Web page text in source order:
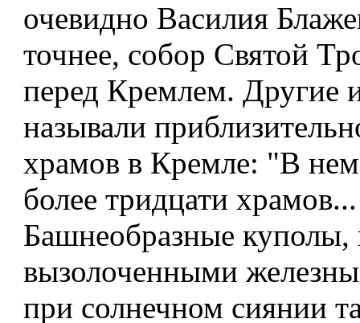
очевидно Василия
точнее, собор Святой
перед Кремлем. Другие
называли
храмов в Кремле: "В нем
более тридцати храмов...
Башнеобразные
вызолоченными
при солнечном сиянии